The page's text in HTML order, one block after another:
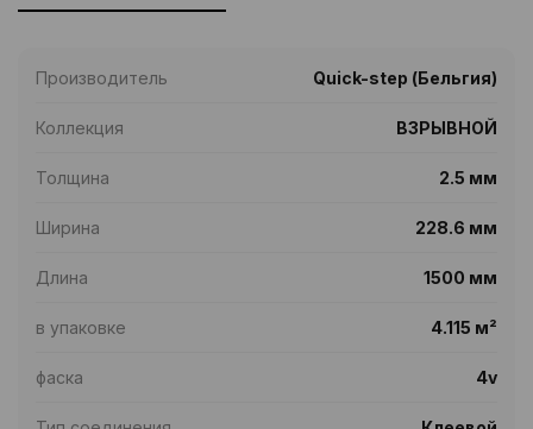
Производитель Quick-step (Бельгия)
Коллекция ВЗРЫВНОЙ
Толщина 2.5 мм
Ширина 228.6 мм
Длина 1500 мм
в упаковке 4.115 м²
фаска 4v